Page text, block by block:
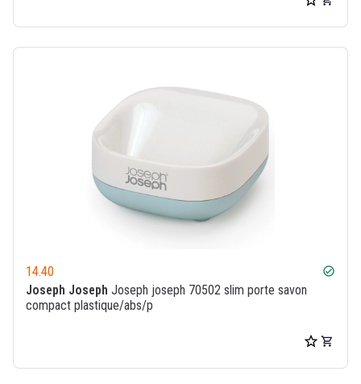
14.40 check_circle
Joseph Joseph Joseph joseph 70502 slim porte savon
compact plastique/abs/p